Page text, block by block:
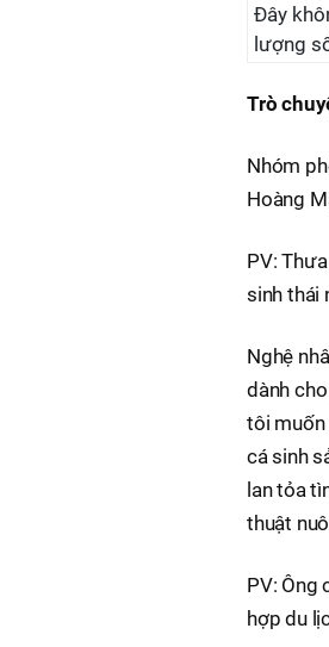
Đây
lượng
Trò
Nhóm
Hoàng
PV:
sinh thái
Nghệ
dành
tôi muốn
cá sinh
lan tỏa
thuật
PV: Ông
hợp du